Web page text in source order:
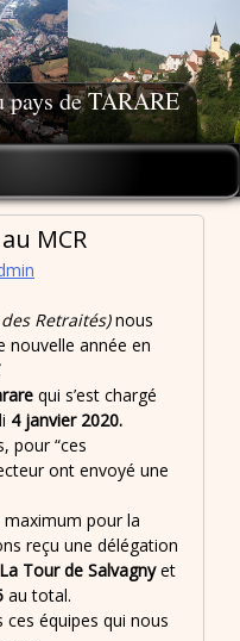
de TARARE
MCR
Retraités)nous
nouvelle année en
qui s’est chargé
4 janvier 2020.
pour “ces
ont envoyé une
maximum pour la
reçu une délégation
La Tour de Salvagnyet
au total.
équipes qui nous